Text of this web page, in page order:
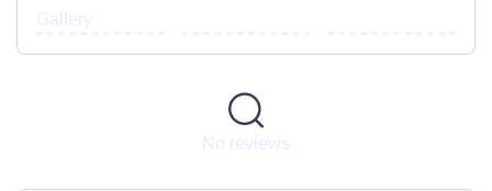
Gallery
No reviews